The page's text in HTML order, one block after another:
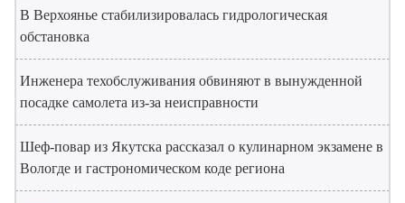
В Верхоянье стабилизировалась гидрологическая
обстановка
Инженера техобслуживания обвиняют в вынужденной
посадке самолета из-за неисправности
Шеф-повар из Якутска рассказал о кулинарном экзамене в
Вологде и гастрономическом коде региона